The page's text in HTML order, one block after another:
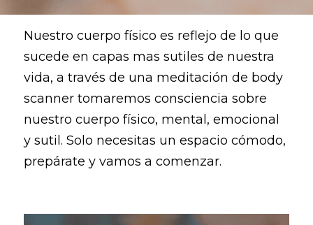
Nuestro cuerpo físico es reflejo de lo que
sucede en capas mas sutiles de nuestra
vida, a través de una meditación de body
scanner tomaremos consciencia sobre
nuestro cuerpo físico, mental, emocional
y sutil. Solo necesitas un espacio cómodo,
prepárate y vamos a comenzar.